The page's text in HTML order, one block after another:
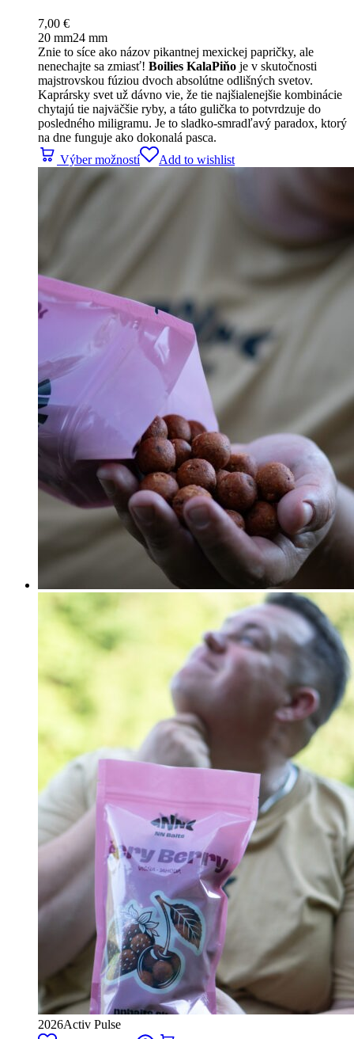
7,00 €
20 mm24 mm
Znie to síce ako názov pikantnej mexickej papričky, ale
nenechajte sa zmiasť! Boilies KalaPiňo je v skutočnosti
majstrovskou fúziou dvoch absolútne odlišných svetov.
Kaprársky svet už dávno vie, že tie najšialenejšie kombinácie
chytajú tie najväčšie ryby, a táto gulička to potvrdzuje do
posledného miligramu. Je to sladko-smradľavý paradox, ktorý
na dne funguje ako dokonalá pasca.
Výber možností
Add to wishlist
2026Activ Pulse